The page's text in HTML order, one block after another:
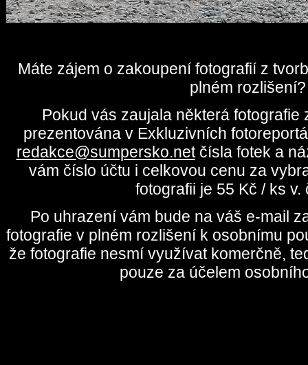
Máte zájem o zakoupení fotografií z
plném rozlišení?
Pokud vás zaujala některá fotografie
prezentována v Exkluzivních
redakce@sumpersko.netčísla fotek a
vám číslo účtu i celkovou cenu za
fotografii je 55 Kč / ks v.
Po uhrazení vám bude na váš e-mail
fotografie v plném rozlišení k osobnímu
že fotografie nesmí využívat komerčně,
pouze za účelem